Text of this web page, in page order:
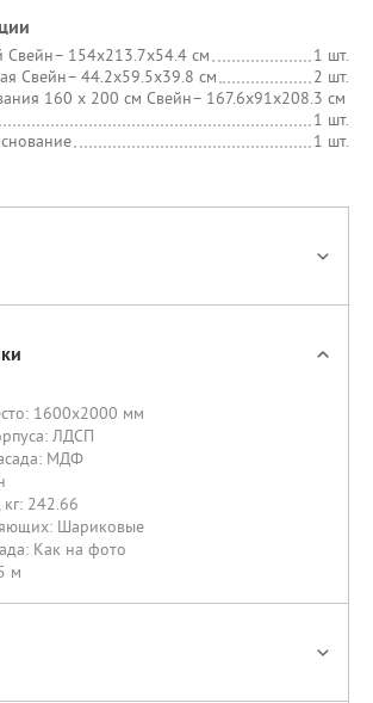
Свейн– 154х213.7х54.4 см
1 шт.
Свейн– 44.2х59.5х39.8 см
2 шт.
160 х 200 см Свейн– 167.6х91х208.3 см
1 шт.
1 шт.
1600х2000 мм
ЛДСП
МДФ
242.66
Шариковые
Как на фото
м